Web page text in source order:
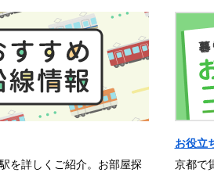
を詳しくご紹介。お部屋探
お役立
京都で